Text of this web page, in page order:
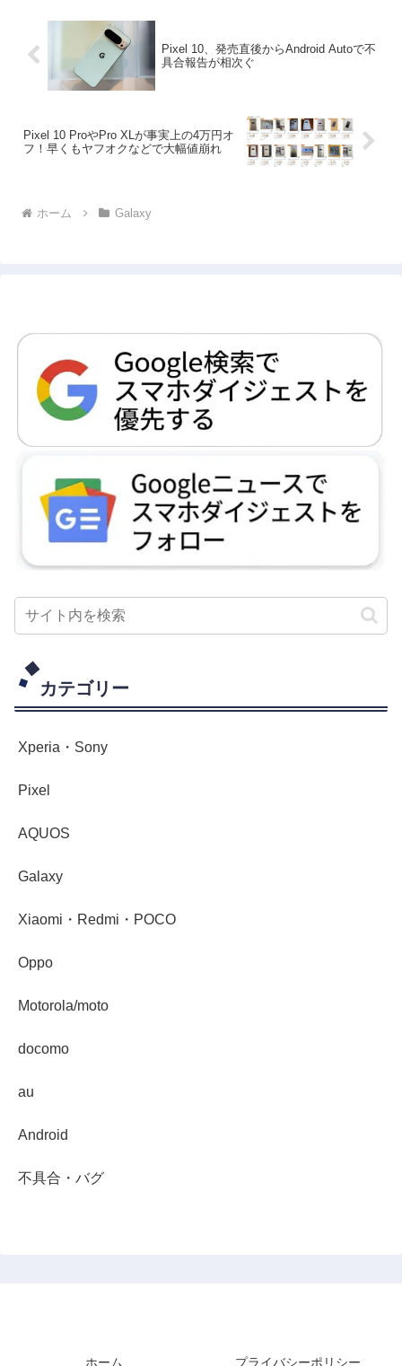
Pixel 10、発売直後からAndroid Autoで不
具合報告が相次ぐ
Pixel 10 ProやPro XLが事実上の4万円オ
フ！早くもヤフオクなどで大幅値崩れ
ホーム Galaxy
カテゴリー
Xperia・Sony
Pixel
AQUOS
Galaxy
Xiaomi・Redmi・POCO
Oppo
Motorola/moto
docomo
au
Android
不具合・バグ
ホーム プライバシーポリシー